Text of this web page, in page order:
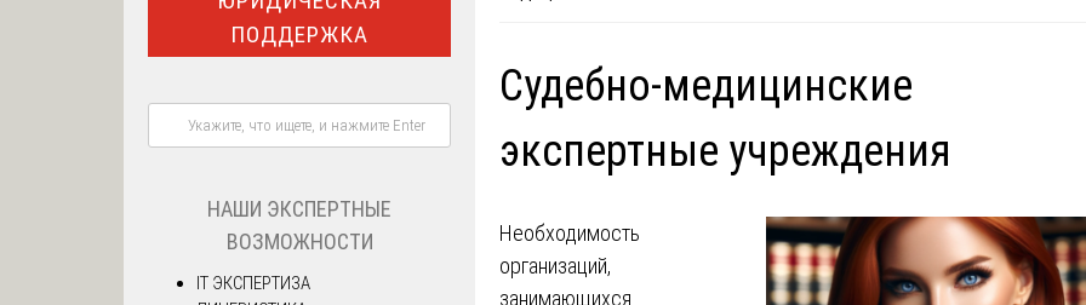
Судебно-медицинские
экспертные учреждения
Необходимость
организаций,
занимающихся
ПОДДЕРЖКА
НАШИ ЭКСПЕРТНЫЕ
ВОЗМОЖНОСТИ
IT ЭКСПЕРТИЗА